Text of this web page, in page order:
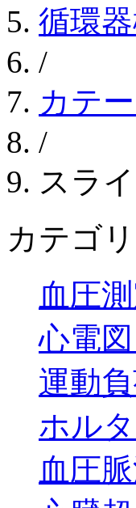
循環
/
カテ
/
スラ
カテゴリ
血圧
心電図
運動
ホル
血圧